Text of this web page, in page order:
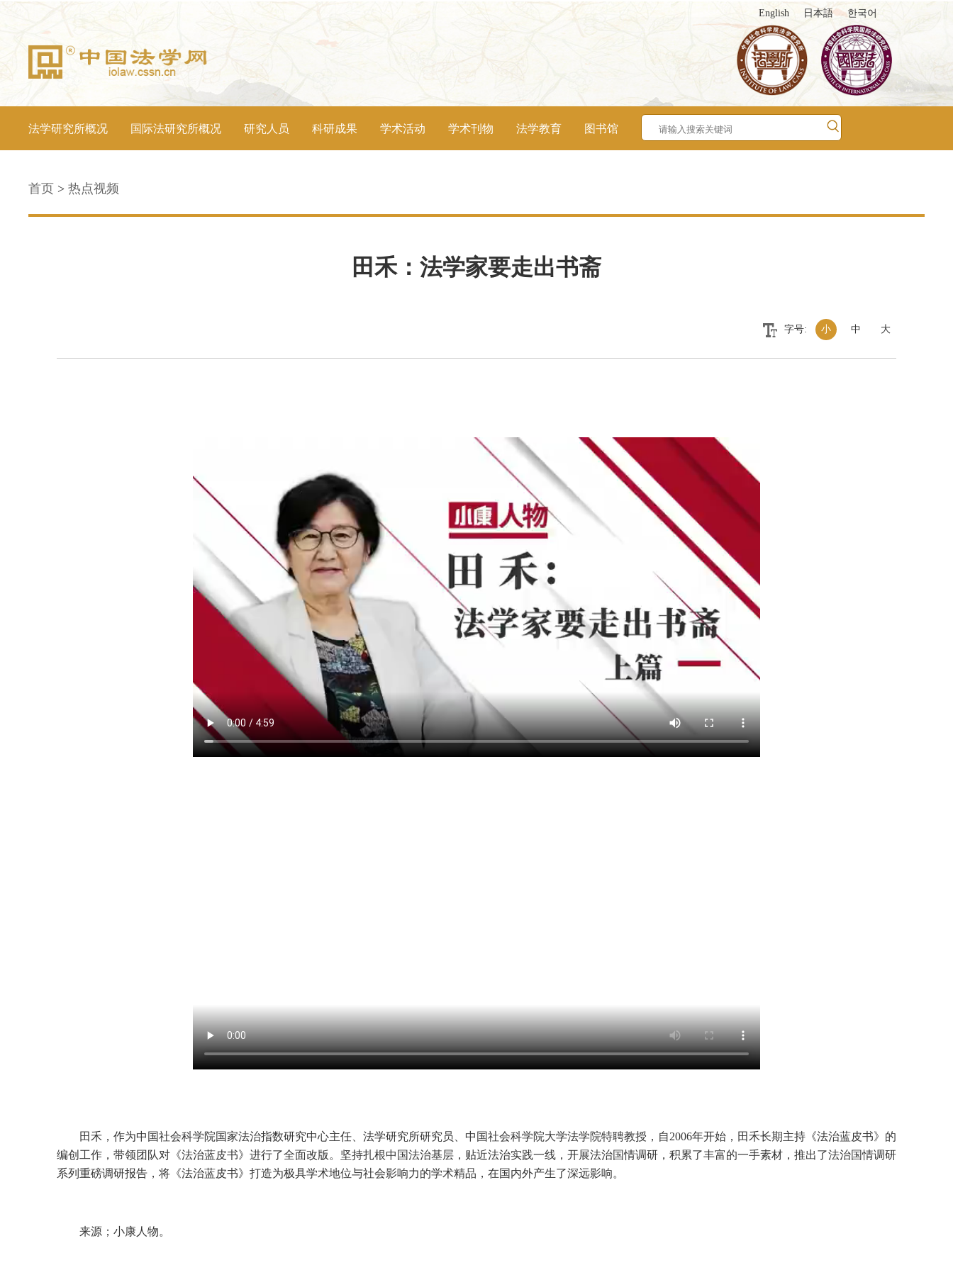
English 日本語 한국어
法学研究所概况 国际法研究所概况 研究人员 科研成果 学术活动 学术刊物 法学教育 图书馆
首页 > 热点视频
田禾：法学家要走出书斋
字号: 小 中 大
田禾，作为中国社会科学院国家法治指数研究中心主任、法学研究所研究员、中国社会科学院大学法学院特聘教授，自2006年开始，田禾长期主持《法治蓝皮书》的
编创工作，带领团队对《法治蓝皮书》进行了全面改版。坚持扎根中国法治基层，贴近法治实践一线，开展法治国情调研，积累了丰富的一手素材，推出了法治国情调研
系列重磅调研报告，将《法治蓝皮书》打造为极具学术地位与社会影响力的学术精品，在国内外产生了深远影响。
来源；小康人物。